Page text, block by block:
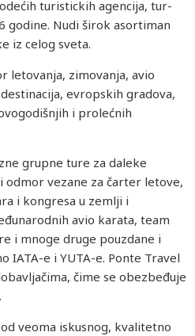
turistickih agencija, tur-
godine. Nudi širok asortiman
iz celog sveta.
letovanja, zimovanja, avio
evropskih gradova,
i prolećnih
grupne ture za daleke
vezane za čarter letove,
i kongresa u zemlji i
avio karata, team
i mnoge druge pouzdane i
IATA-e i YUTA-e. Ponte Travel
čime se obezbeđuje
veoma iskusnog, kvalitetno